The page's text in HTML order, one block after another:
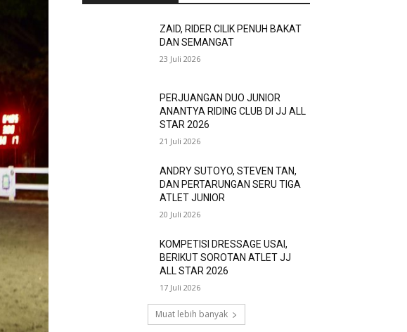
ZAID, RIDER CILIK PENUH BAKAT
DAN SEMANGAT
23 Juli 2026
PERJUANGAN DUO JUNIOR
ANANTYA RIDING CLUB DI JJ ALL
STAR 2026
21 Juli 2026
ANDRY SUTOYO, STEVEN TAN,
DAN PERTARUNGAN SERU TIGA
ATLET JUNIOR
20 Juli 2026
KOMPETISI DRESSAGE USAI,
BERIKUT SOROTAN ATLET JJ
ALL STAR 2026
17 Juli 2026
Muat lebih banyak